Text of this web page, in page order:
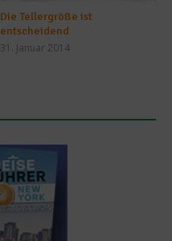
Die Tellergröße ist
entscheidend
31. Januar 2014